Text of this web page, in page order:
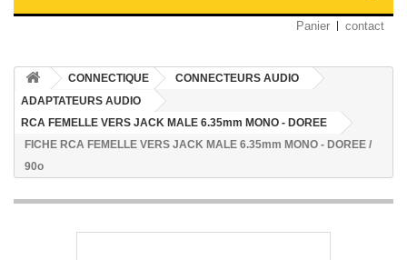
Panier contact
CONNECTIQUE
CONNECTEURS AUDIO
ADAPTATEURS AUDIO
RCA FEMELLE VERS JACK MALE 6.35mm MONO - DOREE
FICHE RCA FEMELLE VERS JACK MALE 6.35mm MONO - DOREE /
90o